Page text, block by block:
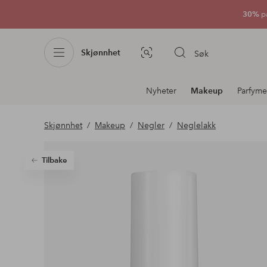
30%
Skjønnhet Bildesøk Søk
Avdelingsnavigering
Nyheter Makeup
Skjønnhet Makeup Negler Neglelakk
Tilbake